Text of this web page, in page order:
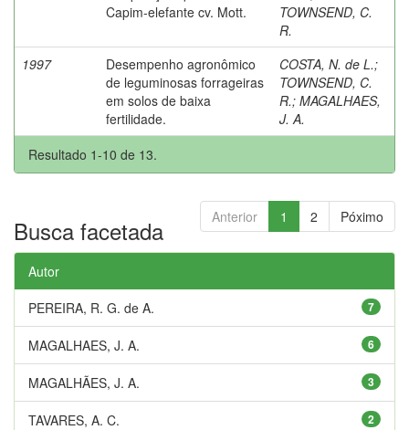
Capim-elefante cv. Mott.
TOWNSEND, C.
R.
1997
Desempenho agronômico
de leguminosas forrageiras
em solos de baixa
fertilidade.
COSTA, N. de L.;
TOWNSEND, C.
R.; MAGALHAES,
J. A.
Resultado 1-10 de 13.
Anterior 1 2 Póximo
Busca facetada
Autor
7
PEREIRA, R. G. de A.
6
MAGALHAES, J. A.
3
MAGALHÃES, J. A.
2
TAVARES, A. C.